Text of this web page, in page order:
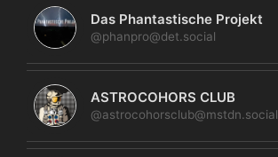
Das Phantastische Projekt
@phanpro@det.social
ASTROCOHORS CLUB
@astrocohorsclub@mstdn.social